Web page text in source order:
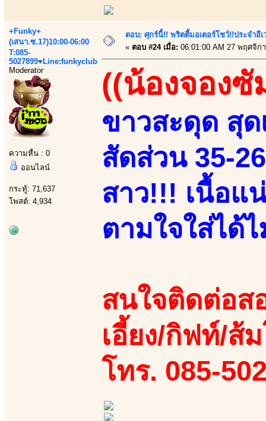
+Funky+
(เสนา.ซ.17)10:00-06:00
T:085-
5027899♥Line:funkyclub
Moderator
ความหื่น : 0
ออนไลน์
กระทู้: 71,637
โพสต์: 4,934
ตอบ: ศุกร์นี้!! พริตตี้มอเตอร์โชว์!!ประจำอี
« ตอบ #24 เมื่อ: 06:01:00 AM 27 พฤศจิก
((น้องจองซั
ขาวสะดุด สุด
สัดส่วน 35-
สาว!!! เนื้อ
ตามใจใส่ได้
สนใจติดต่อส
เอี้ยง/กิฟท์/ส้
โทร. 085-